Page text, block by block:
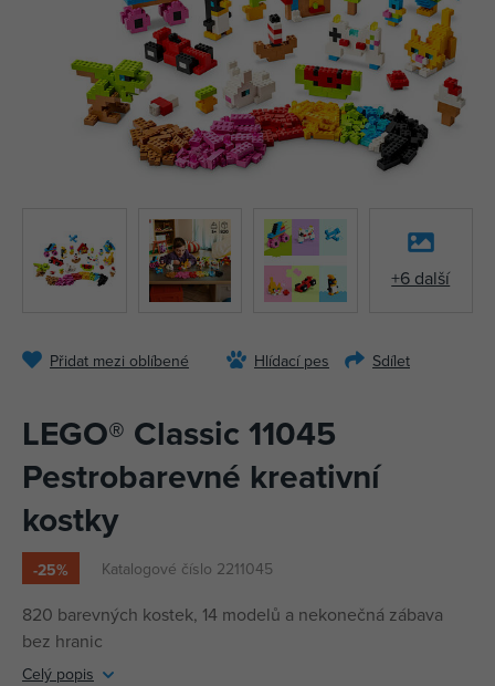
+6 další
Přidat mezi oblíbené Hlídací pes Sdílet
LEGO® Classic 11045
Pestrobarevné kreativní
kostky
-25% Katalogové číslo 2211045
820 barevných kostek, 14 modelů a nekonečná zábava
bez hranic
Celý popis